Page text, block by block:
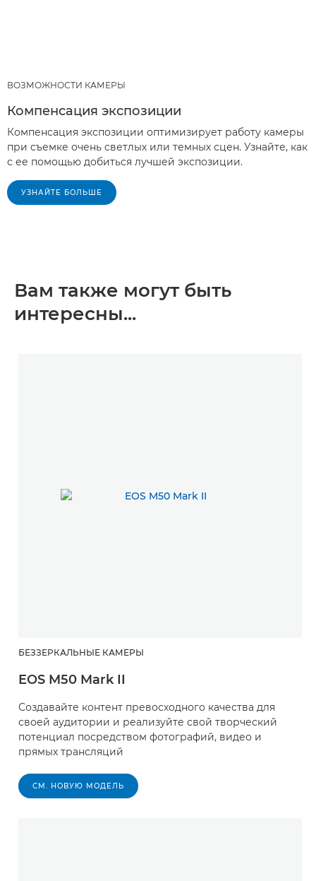
ВОЗМОЖНОСТИ КАМЕРЫ
Компенсация экспозиции
Компенсация экспозиции оптимизирует работу камеры
при съемке очень светлых или темных сцен. Узнайте, как
с ее помощью добиться лучшей экспозиции.
УЗНАЙТЕ БОЛЬШЕ
Вам также могут быть
интересны...
БЕЗЗЕРКАЛЬНЫЕ КАМЕРЫ
EOS M50 Mark II
Создавайте контент превосходного качества для
своей аудитории и реализуйте свой творческий
потенциал посредством фотографий, видео и
прямых трансляций
СМ. НОВУЮ МОДЕЛЬ